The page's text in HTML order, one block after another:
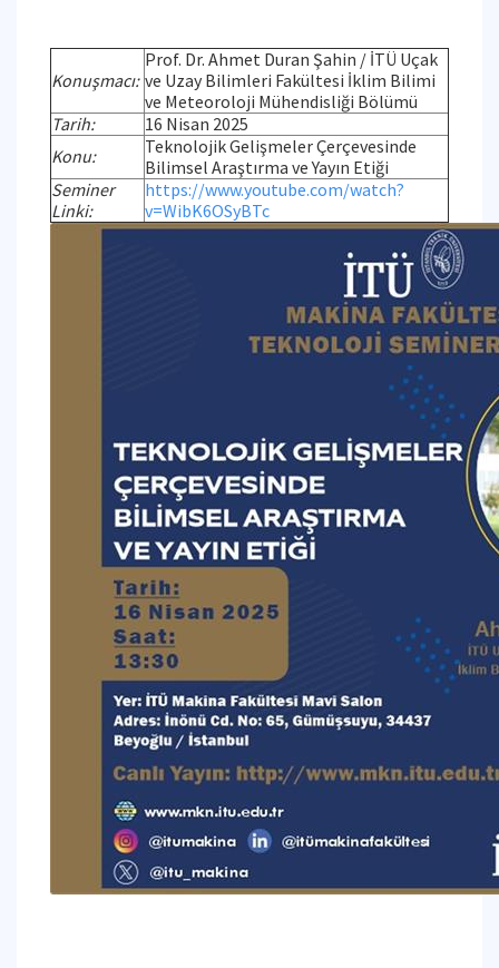
Konuşmacı:
Prof. Dr. Ahmet Duran Şahin / İTÜ Uçak
ve Uzay Bilimleri Fakültesi İklim Bilimi
ve Meteoroloji Mühendisliği Bölümü
Tarih:
16 Nisan 2025
Konu:
Teknolojik Gelişmeler Çerçevesinde
Bilimsel Araştırma ve Yayın Etiği
Seminer
Linki:
https://www.youtube.com/watch?
v=WibK6OSyBTc